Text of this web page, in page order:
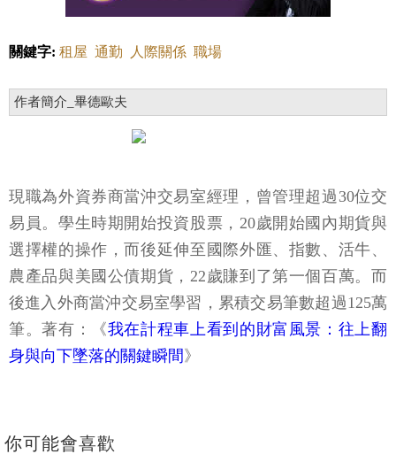
關鍵字: 租屋 通勤 人際關係 職場
作者簡介_畢德歐夫
現職為外資券商當沖交易室經理，曾管理超過30位交
易員。學生時期開始投資股票，20歲開始國內期貨與
選擇權的操作，而後延伸至國際外匯、指數、活牛、
農產品與美國公債期貨，22歲賺到了第一個百萬。而
後進入外商當沖交易室學習，累積交易筆數超過125萬
筆。著有：《我在計程車上看到的財富風景：往上翻
身與向下墜落的關鍵瞬間 》
你可能會喜歡